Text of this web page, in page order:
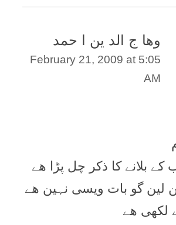
وھا ج الد ین ا حمد
February 21, 2009 at 5:05
AM
بلانے کا ذکر چل پڑا ھے
لین گو بات ویسی نہین ھے
لکھی ھے